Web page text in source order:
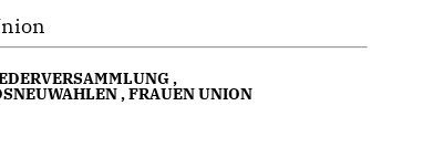
,
,FRAUEN UNION